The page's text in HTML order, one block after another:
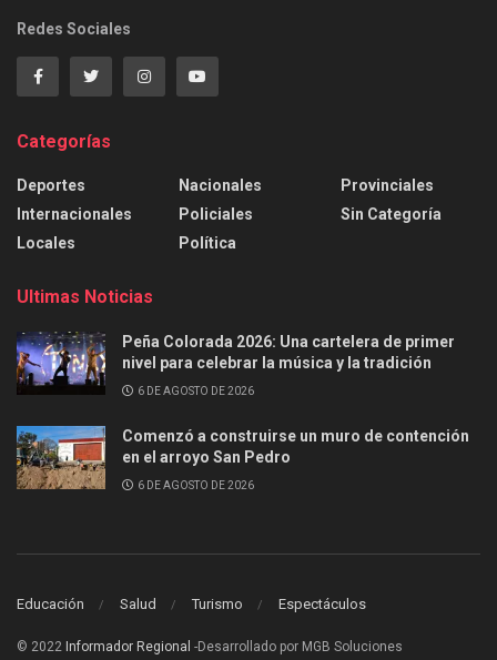
Redes Sociales
Categorías
Deportes
Internacionales
Locales
Nacionales
Policiales
Política
Provinciales
Sin Categoría
Ultimas Noticias
Peña Colorada 2026: Una cartelera de primer
nivel para celebrar la música y la tradición
6 DE AGOSTO DE 2026
Comenzó a construirse un muro de contención
en el arroyo San Pedro
6 DE AGOSTO DE 2026
Educación Salud Turismo Espectáculos
© 2022 Informador Regional -Desarrollado por MGB Soluciones